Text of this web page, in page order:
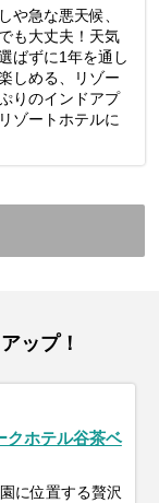
や急な悪天候、
も大丈夫！天気
ばずに1年を通し
しめる、リゾー
りのインドアプ
ゾートホテルに
ップ！
クホテル谷茶ベ
に位置する贅沢